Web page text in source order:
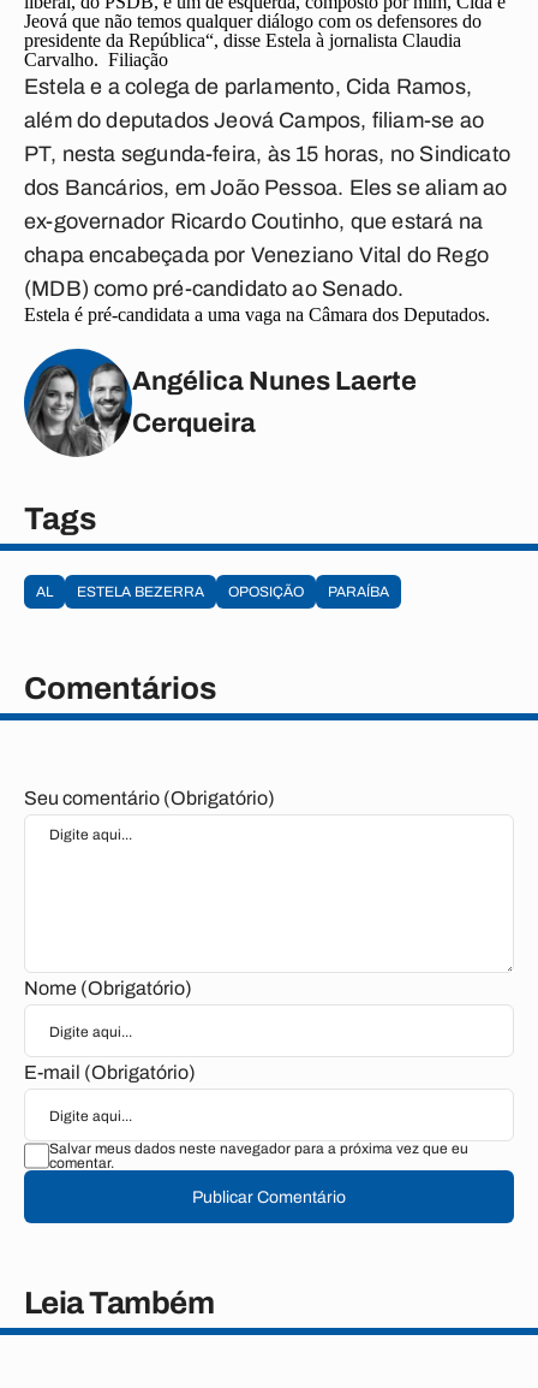
Jeová que não temos qualquer diálogo com os defensores do
presidente da República“, disse Estela à jornalista Claudia
Carvalho. Filiação
Estela e a colega de parlamento, Cida Ramos,
além do deputados Jeová Campos, filiam-se ao
PT, nesta segunda-feira, às 15 horas, no Sindicato
dos Bancários, em João Pessoa. Eles se aliam ao
ex-governador Ricardo Coutinho, que estará na
chapa encabeçada por Veneziano Vital do Rego
(MDB) como pré-candidato ao Senado.
Estela é pré-candidata a uma vaga na Câmara dos Deputados.
Angélica Nunes Laerte
Cerqueira
Tags
AL ESTELA BEZERRA OPOSIÇÃO PARAÍBA
Comentários
Seu comentário (Obrigatório)
Nome (Obrigatório)
E-mail (Obrigatório)
Salvar meus dados neste navegador para a próxima vez que eu
comentar.
Publicar Comentário
Leia Também